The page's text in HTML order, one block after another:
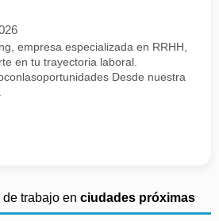
empresa especializada en RRHH,
en tu trayectoria laboral.
Desde nuestra
trabajo en ciudades próximas